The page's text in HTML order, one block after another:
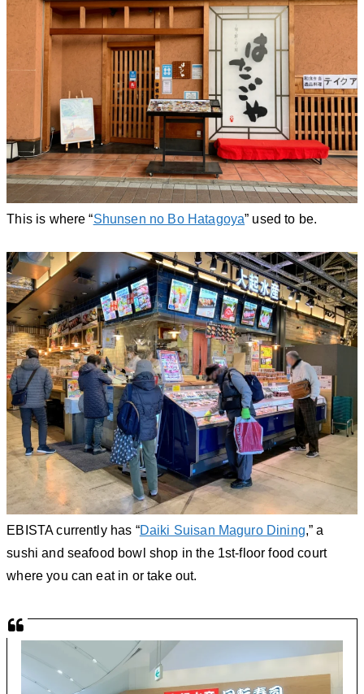
This is where “Shunsen no Bo Hatagoya” used to be.
EBISTA currently has “Daiki Suisan Maguro Dining,” a
sushi and seafood bowl shop in the 1st-floor food court
where you can eat in or take out.